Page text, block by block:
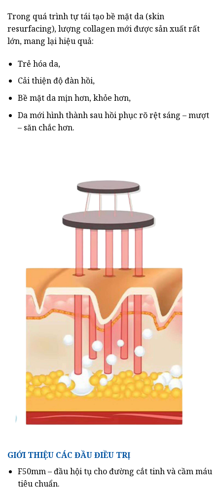
Trong quá trình tự tái tạo bề mặt da (skin
resurfacing), lượng collagen mới được sản xuất rất
lớn, mang lại hiệu quả:
Trẻ hóa da,
Cải thiện độ đàn hồi,
Bề mặt da mịn hơn, khỏe hơn,
Da mới hình thành sau hồi phục rõ rệt sáng – mượt
– săn chắc hơn.
GIỚI THIỆU CÁC ĐẦU ĐIỀU TRỊ
F50mm – đầu hội tụ cho đường cắt tinh và cầm máu
tiêu chuẩn.